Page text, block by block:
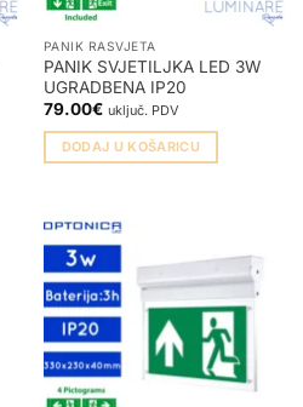
PANIK RASVJETA
PANIK SVJETILJKA LED 3W
UGRADBENA IP20
79.00€ uključ. PDV
DODAJ U KOŠARICU